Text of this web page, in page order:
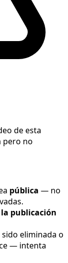
de esta
pero no
pública — no
la publicación
eliminada o
— intenta